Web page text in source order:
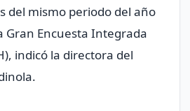
del mismo periodo del año
Gran Encuesta Integrada
indicó la directora del